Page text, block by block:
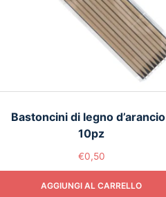
Bastoncini di legno d’arancio |
10pz
€0,50
AGGIUNGI AL CARRELLO